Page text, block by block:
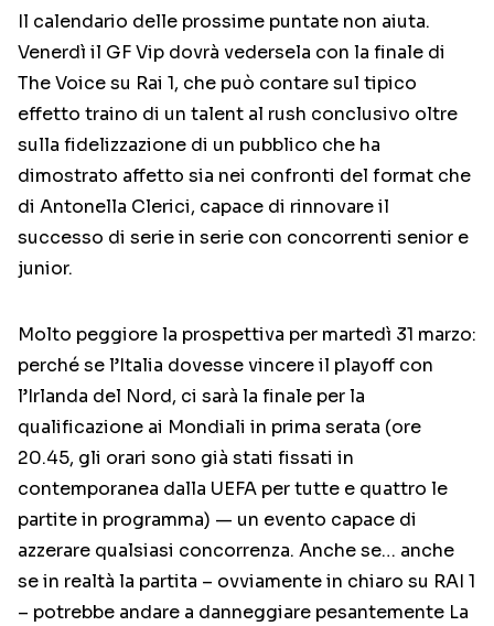
Il calendario delle prossime puntate non aiuta.
Venerdì il GF Vip dovrà vedersela con la finale di
The Voice su Rai 1, che può contare sul tipico
effetto traino di un talent al rush conclusivo oltre
sulla fidelizzazione di un pubblico che ha
dimostrato affetto sia nei confronti del format che
di Antonella Clerici, capace di rinnovare il
successo di serie in serie con concorrenti senior e
junior.
Molto peggiore la prospettiva per martedì 31 marzo:
perché se l’Italia dovesse vincere il playoff con
l’Irlanda del Nord, ci sarà la finale per la
qualificazione ai Mondiali in prima serata (ore
20.45, gli orari sono già stati fissati in
contemporanea dalla UEFA per tutte e quattro le
partite in programma) — un evento capace di
azzerare qualsiasi concorrenza. Anche se… anche
se in realtà la partita – ovviamente in chiaro su RAI 1
– potrebbe andare a danneggiare pesantemente La